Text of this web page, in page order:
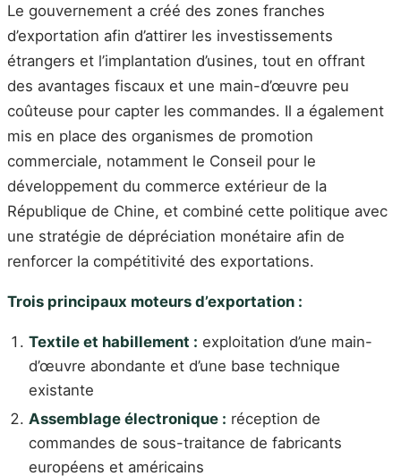
Le gouvernement a créé des zones franches
d’exportation afin d’attirer les investissements
étrangers et l’implantation d’usines, tout en offrant
des avantages fiscaux et une main-d’œuvre peu
coûteuse pour capter les commandes. Il a également
mis en place des organismes de promotion
commerciale, notamment le Conseil pour le
développement du commerce extérieur de la
République de Chine, et combiné cette politique avec
une stratégie de dépréciation monétaire afin de
renforcer la compétitivité des exportations.
Trois principaux moteurs d’exportation :
Textile et habillement : exploitation d’une main-
d’œuvre abondante et d’une base technique
existante
Assemblage électronique : réception de
commandes de sous-traitance de fabricants
européens et américains